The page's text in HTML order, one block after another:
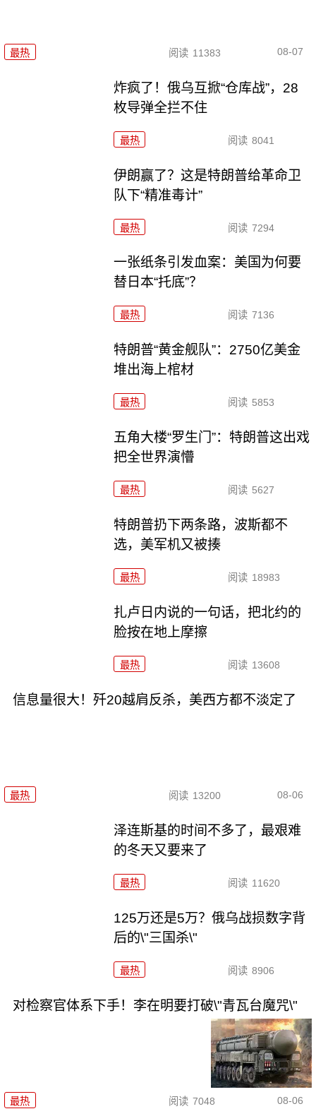
最热 阅读 11383 08-07
炸疯了！俄乌互掀“仓库战”，28
枚导弹全拦不住
最热 阅读 8041
伊朗赢了？这是特朗普给革命卫
队下“精准毒计”
最热 阅读 7294
一张纸条引发血案：美国为何要
替日本“托底”？
最热 阅读 7136
特朗普“黄金舰队”：2750亿美金
堆出海上棺材
最热 阅读 5853
五角大楼“罗生门”：特朗普这出戏
把全世界演懵
最热 阅读 5627
特朗普扔下两条路，波斯都不
选，美军机又被揍
最热 阅读 18983
扎卢日内说的一句话，把北约的
脸按在地上摩擦
最热 阅读 13608
信息量很大！歼20越肩反杀，美西方都不淡定了
最热 阅读 13200 08-06
泽连斯基的时间不多了，最艰难
的冬天又要来了
最热 阅读 11620
125万还是5万？俄乌战损数字背
后的\"三国杀\"
最热 阅读 8906
对检察官体系下手！李在明要打破\"青瓦台魔咒\"
最热 阅读 7048 08-06